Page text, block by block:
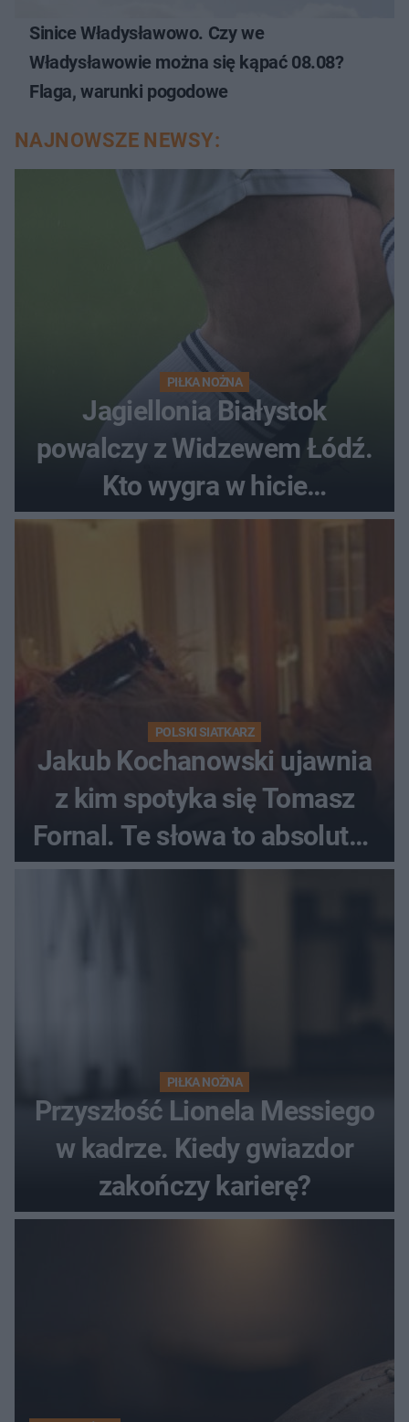
Sinice Władysławowo. Czy we
Władysławowie można się kąpać 08.08?
Flaga, warunki pogodowe
NAJNOWSZE NEWSY:
PIŁKA NOŻNA
Jagiellonia Białystok
powalczy z Widzewem Łódź.
Kto wygra w hicie
Ekstraklasy?
POLSKI SIATKARZ
Jakub Kochanowski ujawnia
z kim spotyka się Tomasz
Fornal. Te słowa to absolutny
hit
PIŁKA NOŻNA
Przyszłość Lionela Messiego
w kadrze. Kiedy gwiazdor
zakończy karierę?